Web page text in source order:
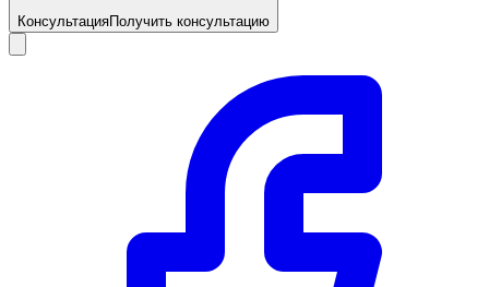
КонсультацияПолучить консультацию